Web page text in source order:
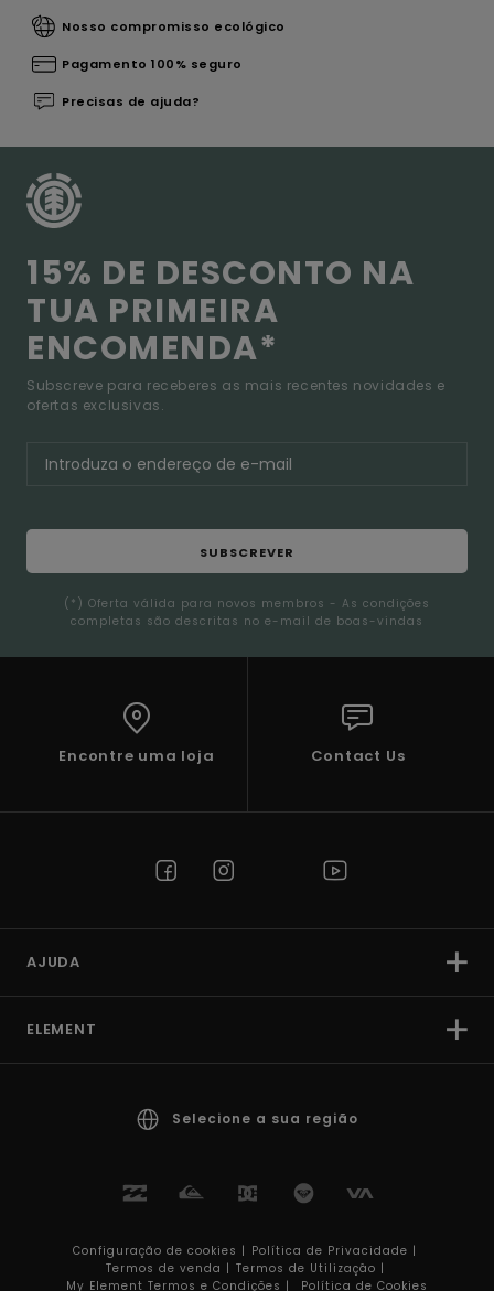
Nosso compromisso ecológico
Pagamento 100% seguro
Precisas de ajuda?
15% DE DESCONTO NA
TUA PRIMEIRA
ENCOMENDA*
Subscreve para receberes as mais recentes novidades e
ofertas exclusivas.
SUBSCREVER
(*) Oferta válida para novos membros - As condições
completas são descritas no e-mail de boas-vindas
Encontre uma loja Contact Us
AJUDA
ELEMENT
Selecione a sua região
Configuração de cookies | Política de Privacidade |
Termos de venda | Termos de Utilizaçâo |
My Element Termos e Condições |
Política de Cookies